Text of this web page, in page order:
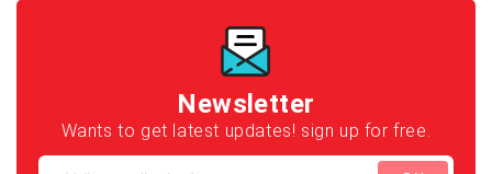
Newsletter
Wants to get latest updates! sign up for free.